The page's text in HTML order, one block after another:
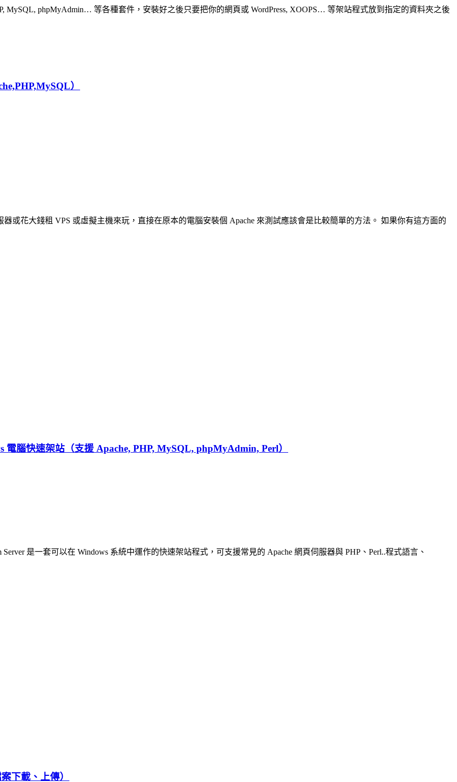
MySQL, phpMyAdmin… 等各種套件，安裝好之後只要把你的網頁或 WordPress, XOOPS… 等架站程式放到指定的資料夾之後
）
或花大錢租 VPS 或虛擬主機來玩，直接在原本的電腦安裝個 Apache 來測試應該會是比較簡單的方法。 如果你有這方面的
腦快速架站（支援 Apache, PHP, MySQL, phpMyAdmin, Perl）
是一套可以在 Windows 系統中運作的快速架站程式，可支援常見的 Apache 網頁伺服器與 PHP、Perl..程式語言、
下載、上傳）